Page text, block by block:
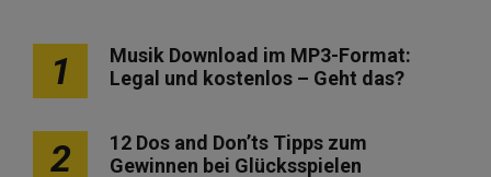
1
Musik Download im MP3-Format:
Legal und kostenlos – Geht das?
2
12 Dos and Don’ts Tipps zum
Gewinnen bei Glücksspielen